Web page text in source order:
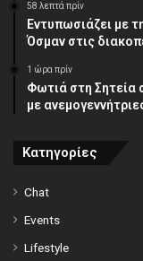
58 λεπτά πρίν
Εντυπωσιάζει με
Όσμαν στις
1 ώρα πρίν
Φωτιά στη Σητεία
με
Κατηγορίες
Chat
Events
Lifestyle